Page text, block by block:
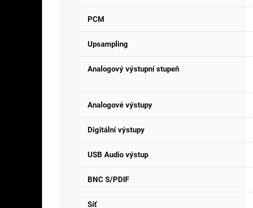
PCM
Upsampling
Analogový výstupní stupeň
Analogové výstupy
Digitální výstupy
USB Audio výstup
BNC S/PDIF
Síť